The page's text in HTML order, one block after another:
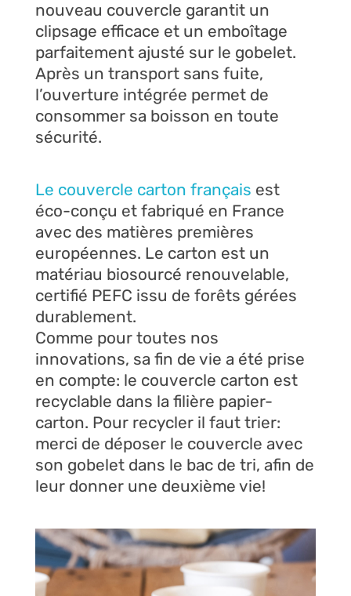
nouveau couvercle garantit un
clipsage efficace et un emboîtage
parfaitement ajusté sur le gobelet.
Après un transport sans fuite,
l’ouverture intégrée permet de
consommer sa boisson en toute
sécurité.
Le couvercle carton français est
éco-conçu et fabriqué en France
avec des matières premières
européennes. Le carton est un
matériau biosourcé renouvelable,
certifié PEFC issu de forêts gérées
durablement.
Comme pour toutes nos
innovations, sa fin de vie a été prise
en compte: le couvercle carton est
recyclable dans la filière papier-
carton. Pour recycler il faut trier:
merci de déposer le couvercle avec
son gobelet dans le bac de tri, afin de
leur donner une deuxième vie!